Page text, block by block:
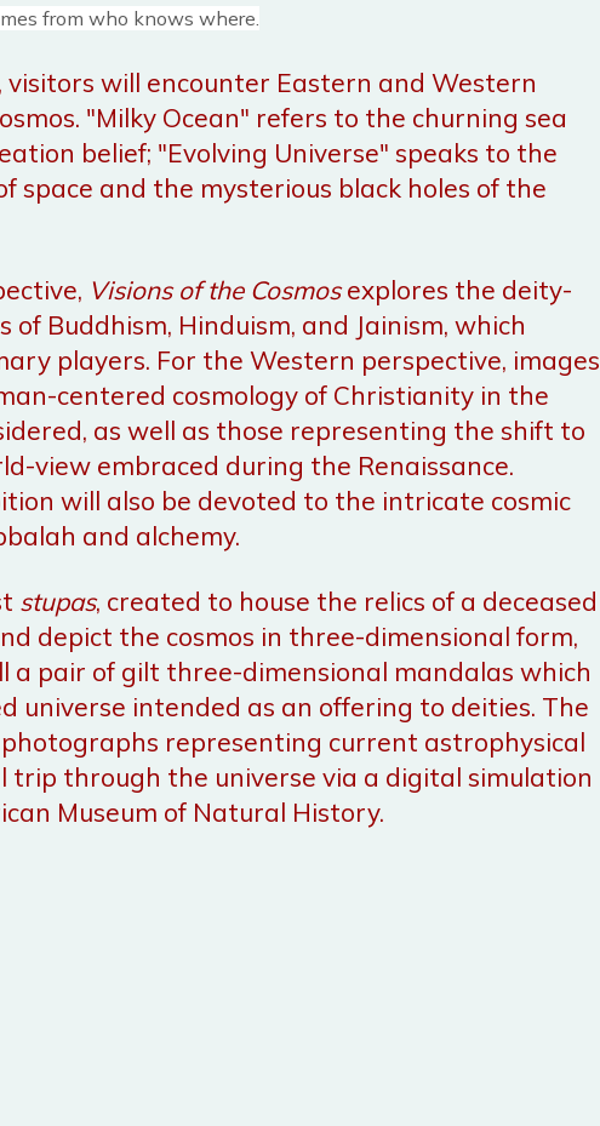
from who knows where.
visitors will encounter Eastern and Western
"Milky Ocean" refers to the churning sea
belief; "Evolving Universe" speaks to the
space and the mysterious black holes of the
Visions of the Cosmosexplores the deity-
of Buddhism, Hinduism, and Jainism, which
players. For the Western perspective, images
centered cosmology of Christianity in the
as well as those representing the shift to
view embraced during the Renaissance.
will also be devoted to the intricate cosmic
and alchemy.
stupas, created to house the relics of a deceased
depict the cosmos in three-dimensional form,
a pair of gilt three-dimensional mandalas which
universe intended as an offering to deities. The
representing current astrophysical
trip through the universe via a digital simulation
Museum of Natural History.